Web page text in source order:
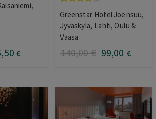
,50 €
tuotteesta:
4.00/ 5
Greenstar Hotel Joensuu,
Jyväskylä, Lahti, Oulu &
Vaasa
140,00€ 99,00 €